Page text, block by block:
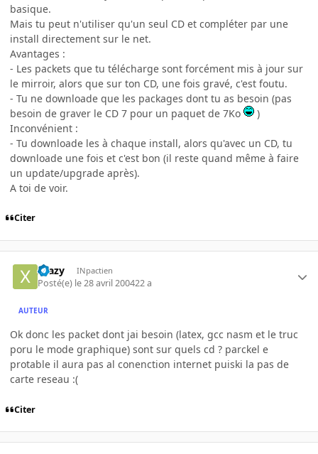
basique.
Mais tu peut n'utiliser qu'un seul CD et compléter par une
install directement sur le net.
Avantages :
- Les packets que tu télécharge sont forcément mis à jour sur
le mirroir, alors que sur ton CD, une fois gravé, c'est foutu.
- Tu ne downloade que les packages dont tu as besoin (pas
besoin de graver le CD 7 pour un paquet de 7Ko
)
Inconvénient :
- Tu downloade les à chaque install, alors qu'avec un CD, tu
downloade une fois et c'est bon (il reste quand même à faire
un update/upgrade après).
A toi de voir.
Citer
Xtazy INpactien
Posté(e) le 28 avril 200422 a
AUTEUR
Ok donc les packet dont jai besoin (latex, gcc nasm et le truc
poru le mode graphique) sont sur quels cd ? parckel e
protable il aura pas al conenction internet puiski la pas de
carte reseau :(
Citer